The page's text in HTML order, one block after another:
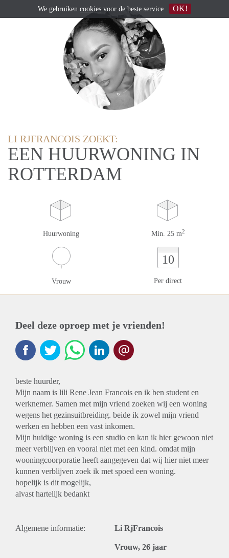
LI RJFRANCOIS ZOEKT:
EEN HUURWONING IN
ROTTERDAM
Huurwoning Min. 25 m2
Vrouw
10
Per direct
Deel deze oproep met je vrienden!
beste huurder,
Mijn naam is lili Rene Jean Francois en ik ben student en
werknemer. Samen met mijn vriend zoeken wij een woning
wegens het gezinsuitbreiding. beide ik zowel mijn vriend
werken en hebben een vast inkomen.
Mijn huidige woning is een studio en kan ik hier gewoon niet
meer verblijven en vooral niet met een kind. omdat mijn
wooningcoorporatie heeft aangegeven dat wij hier niet meer
kunnen verblijven zoek ik met spoed een woning.
hopelijk is dit mogelijk,
alvast hartelijk bedankt
Algemene informatie: Li RjFrancois
Vrouw, 26 jaar
We gebruiken cookies voor de beste service OK!